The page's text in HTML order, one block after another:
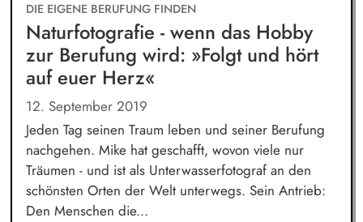
DIE EIGENE BERUFUNG FINDEN
Naturfotografie - wenn das Hobby
zur Berufung wird: »Folgt und hört
auf euer Herz«
12. September 2019
Jeden Tag seinen Traum leben und seiner Berufung
nachgehen. Mike hat geschafft, wovon viele nur
Träumen - und ist als Unterwasserfotograf an den
schönsten Orten der Welt unterwegs. Sein Antrieb:
Den Menschen die...